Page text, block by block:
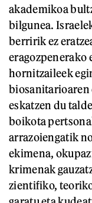
akademikoa
bilgunea.
berririk ez
eragozpenerako
hornitzaileek
biosanitarioaren
eskatzen du
boikota
arrazoiengatik
ekimena,
krimenak
zientifiko,